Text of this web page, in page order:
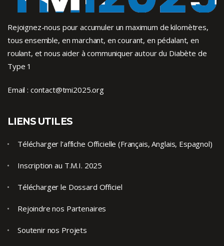
Rejoignez-nous pour accumuler un maximum de kilomètres,
tous ensemble, en marchant, en courant, en pédalant, en
roulant, et nous aider à communiquer autour du Diabète de
Type 1
Email : contact@tmi2025.org
LIENS UTILES
Télécharger l’affiche Officielle (Français, Anglais, Espagnol)
Inscription au T.M.I. 2025
Télécharger le Dossard Officiel
Rejoindre nos Partenaires
Soutenir nos Projets